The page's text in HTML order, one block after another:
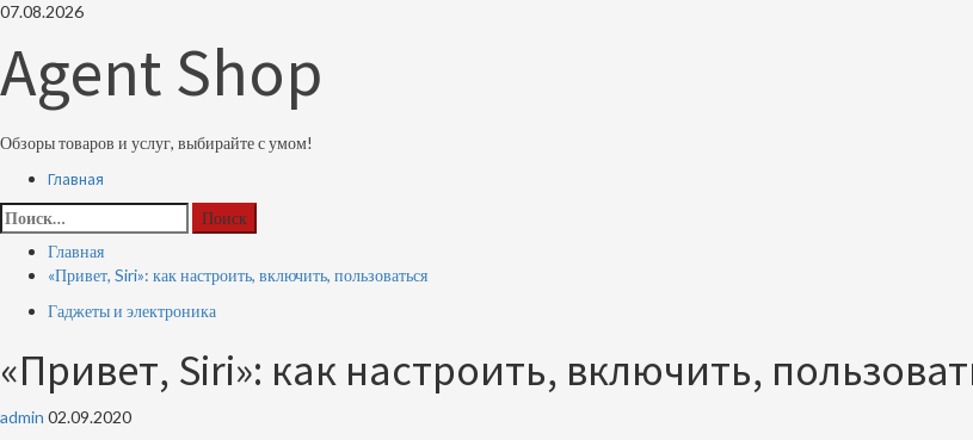
Перейти
содержимому
07.08.2026
Agent Shop
Обзоры товаров и услуг, выбирайте с умом!
Основное
меню
Главная
Найти:
Главная
«Привет, Siri»: как настроить, включить, пользоваться
Гаджеты и электроника
«Привет, Siri»: как настроить, включить,
admin 02.09.2020